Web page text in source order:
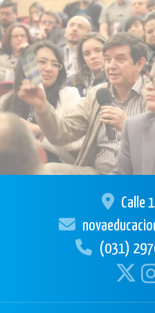
Calle
(031)